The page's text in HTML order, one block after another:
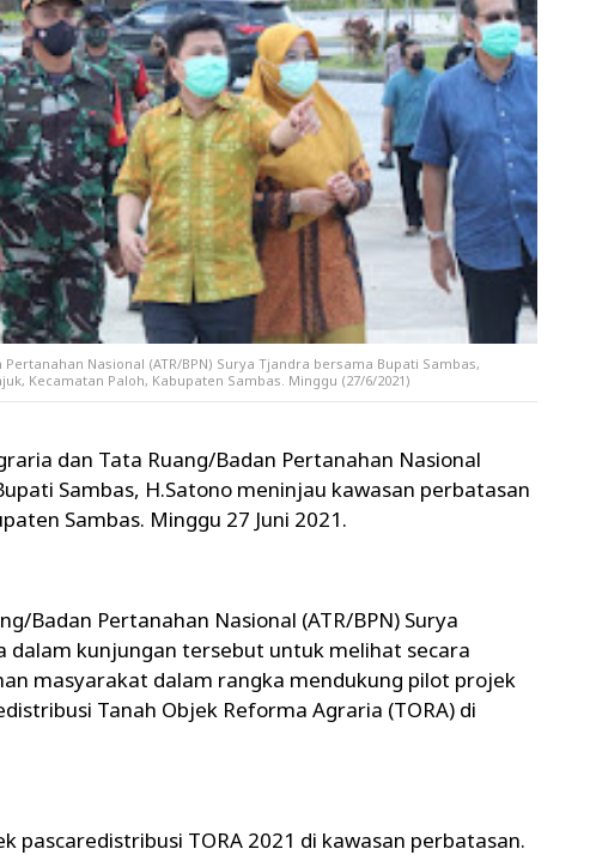
Nasional (ATR/BPN) Surya Tjandra bersama Bupati Sambas,
Kecamatan Paloh, Kabupaten Sambas. Minggu (27/6/2021)
dan Tata Ruang/Badan Pertanahan Nasional
Sambas, H.Satono meninjau kawasan perbatasan
Sambas. Minggu 27 Juni 2021.
Badan Pertanahan Nasional (ATR/BPN) Surya
kunjungan tersebut untuk melihat secara
masyarakat dalam rangka mendukung pilot projek
Tanah Objek Reforma Agraria (TORA) di
pascaredistribusi TORA 2021 di kawasan perbatasan.